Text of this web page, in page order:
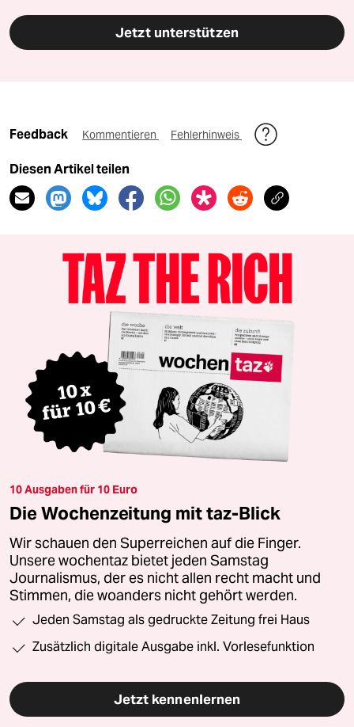
Jetzt unterstützen
Feedback Kommentieren Fehlerhinweis
Diesen Artikel teilen
10 Ausgaben für 10 Euro
Die Wochenzeitung mit taz-Blick
Wir schauen den Superreichen auf die Finger.
Unsere wochentaz bietet jeden Samstag
Journalismus, der es nicht allen recht macht und
Stimmen, die woanders nicht gehört werden.
Jeden Samstag als gedruckte Zeitung frei Haus
Zusätzlich digitale Ausgabe inkl. Vorlesefunktion
Jetzt kennenlernen